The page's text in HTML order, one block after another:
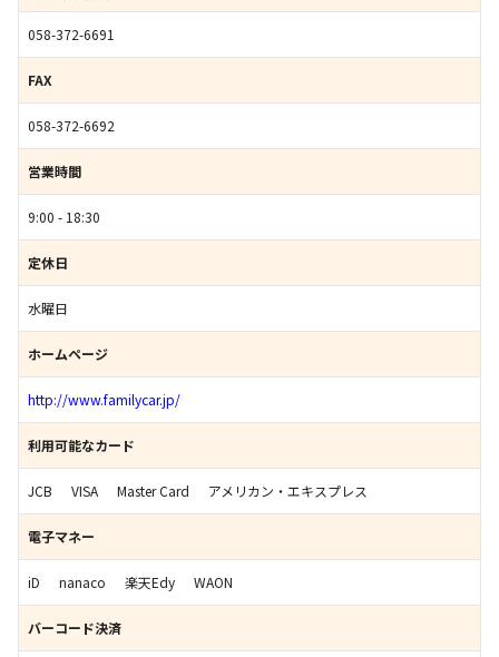
058-372-6691
FAX
058-372-6692
営業時間
9:00 - 18:30
定休日
水曜日
ホームページ
http://www.familycar.jp/
利用可能なカード
JCB VISA Master Card アメリカン・エキスプレス
電子マネー
iD nanaco 楽天Edy WAON
バーコード決済